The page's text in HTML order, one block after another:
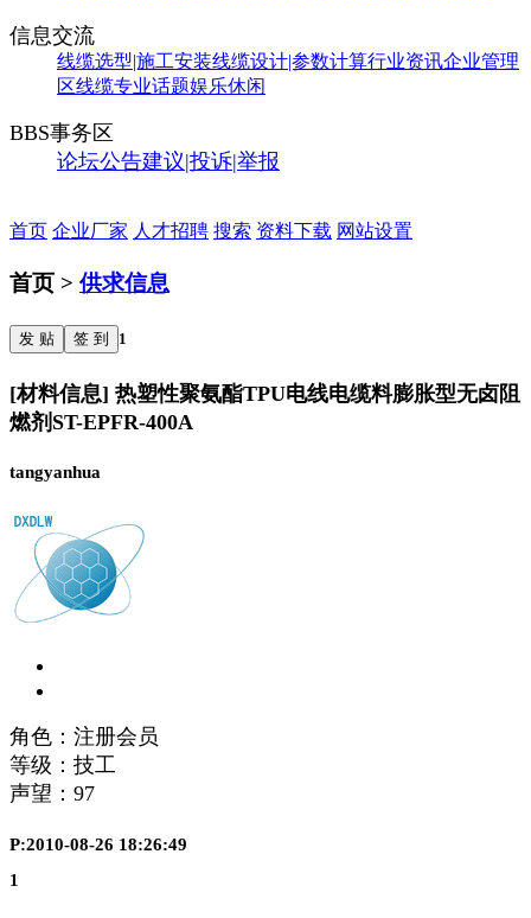
信息交流
线缆选型|施工安装线缆设计|参数计算行业资讯企业管理
区线缆专业话题娱乐休闲
BBS事务区
论坛公告建议|投诉|举报
首页 企业厂家 人才招聘 搜索 资料下载 网站设置
首页 > 供求信息
发 贴 签 到 1
[材料信息] 热塑性聚氨酯TPU电线电缆料膨胀型无卤阻
燃剂ST-EPFR-400A
tangyanhua
角色：注册会员
等级：技工
声望： 97
P:2010-08-26 18:26:49
1